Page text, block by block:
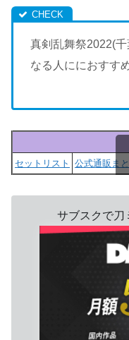
真剣乱舞祭2022(
なる人ににおすす
セットリスト
公式通販ま
サブスクで刀